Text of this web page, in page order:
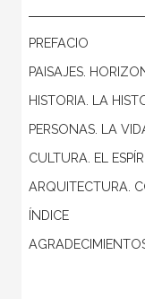
PREFACIO
PAISAJES.
HISTORIA. LA
PERSONAS. LA
CULTURA. EL
ARQUITECTURA.
ÍNDICE